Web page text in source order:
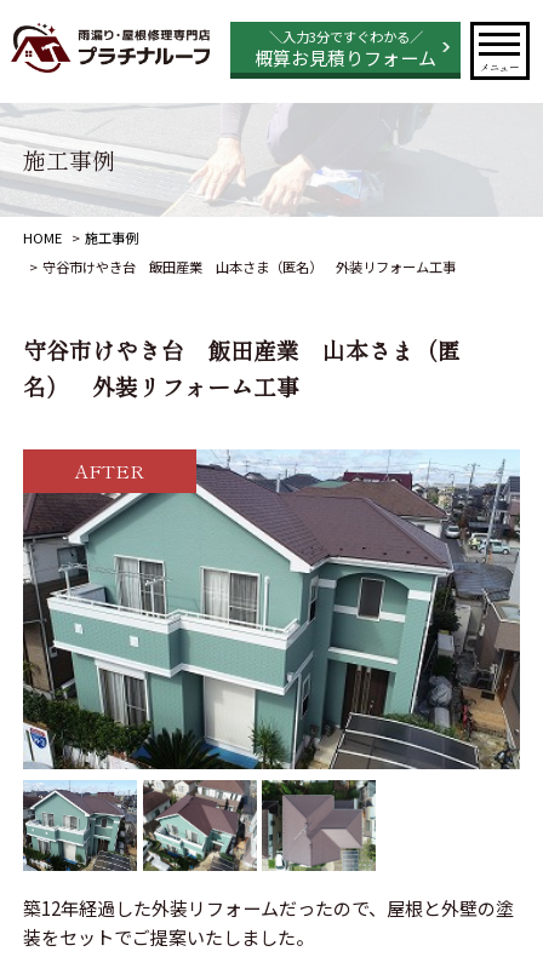
＼入力3分ですぐわかる／
概算お見積りフォーム メニュー
施工事例
HOME
施工事例
守谷市けやき台 飯田産業 山本さま（匿名） 外装リフォーム工事
守谷市けやき台 飯田産業 山本さま（匿
名） 外装リフォーム工事
築12年経過した外装リフォームだったので、屋根と外壁の塗
装をセットでご提案いたしました。